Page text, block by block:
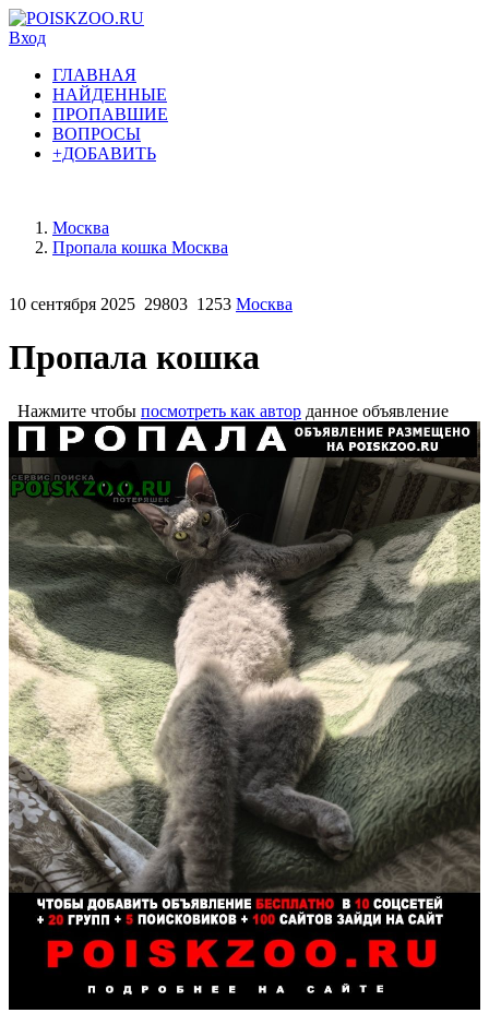
Вход
ГЛАВНАЯ
НАЙДЕННЫЕ
ПРОПАВШИЕ
ВОПРОСЫ
+ДОБАВИТЬ
Москва
Пропала кошка Москва
10 сентября 2025 29803 1253 Москва
Пропала кошка
Нажмите чтобы посмотреть как автор данное объявление